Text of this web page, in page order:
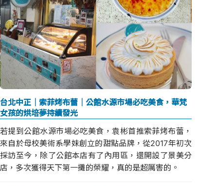
台北中正｜索菲烤布蕾｜公館水源市場必吃美食，華梵
女孩的烘培夢持續發光
若提到公館水源市場必吃美食，袁彬首推索菲烤布蕾，
來自於母校美術系學妹創立的甜點品牌，從2017年初次
採訪至今，除了公館本店有了內用區，還開設了景美分
店，多次獲得天下第一攤的榮耀，真的是超厲害的。